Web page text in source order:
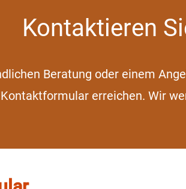
Kontaktieren
Beratung oder einem
erreichen. Wir